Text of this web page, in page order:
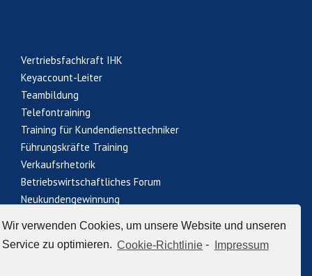
Wir verwenden Cookies, um unsere Website und unseren
Service zu optimieren. Cookie-Richtlinie - Impressum
Vertriebsfachkraft IHK
Keyaccount-Leiter
Teambildung
Telefontraining
Training für Kundendiensttechniker
Führungskräfte Training
Verkaufsrhetorik
Betriebswirtschaftliches Forum
Neukundengewinnung
Datenschutz Cookie-Richtlinie (EU)
AGB